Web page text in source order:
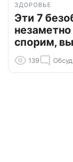
ЗДОРОВЬЕ
Эти 7
спорим,
139